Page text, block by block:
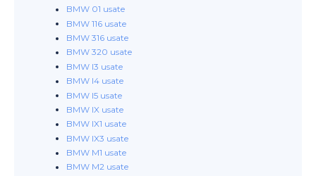
BMW 01 usate
BMW 116 usate
BMW 316 usate
BMW 320 usate
BMW I3 usate
BMW I4 usate
BMW I5 usate
BMW IX usate
BMW IX1 usate
BMW IX3 usate
BMW M1 usate
BMW M2 usate